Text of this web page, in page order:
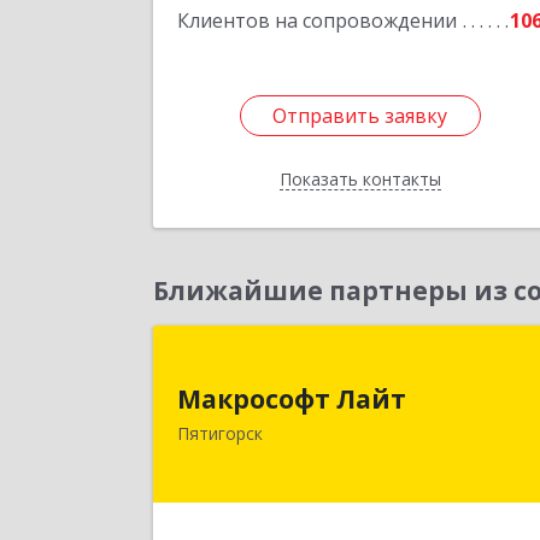
Клиентов на сопровождении
Отправить заявку
Показать контакты
Отправить заявку
Назад
Ближайшие партнеры из
Макрософт Лайт
Пятигорск
357501, Ставропольский край,
Пятигорск г, Коста Хетагурова ул, дом